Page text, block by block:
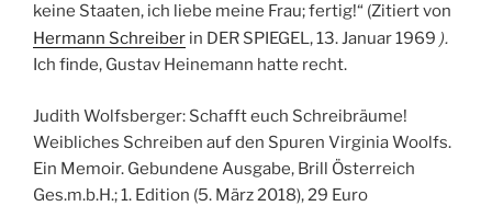
keine Staaten, ich liebe meine Frau; fertig!“ (Zitiert von
Hermann Schreiber in DER SPIEGEL, 13. Januar 1969 ).
Ich finde, Gustav Heinemann hatte recht.
Judith Wolfsberger: Schafft euch Schreibräume!
Weibliches Schreiben auf den Spuren Virginia Woolfs.
Ein Memoir. Gebundene Ausgabe, Brill Österreich
Ges.m.b.H.; 1. Edition (5. März 2018), 29 Euro